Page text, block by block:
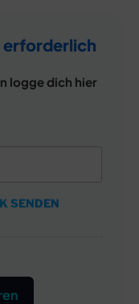
erforderlich
logge dich hier
SENDEN